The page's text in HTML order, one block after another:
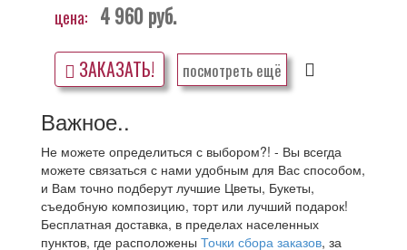
цена: 4 960руб.
ЗАКАЗАТЬ! посмотреть ещё
Важное..
Не можете определиться с выбором?! - Вы всегда
можете связаться с нами удобным для Вас способом,
и Вам точно подберут лучшие Цветы, Букеты,
съедобную композицию, торт или лучший подарок!
Бесплатная доставка, в пределах населенных
пунктов, где расположены Точки сбора заказов, за